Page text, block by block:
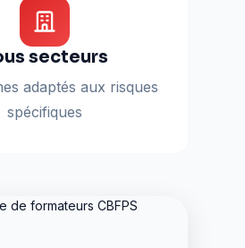
secteurs
adaptés aux risques
spécifiques